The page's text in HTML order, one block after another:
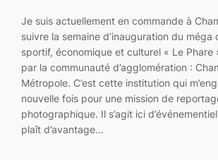
Je suis actuellement en commande à
suivre la semaine d’inauguration du méga
sportif, économique et culturel « Le
par la communauté d’agglomération :
Métropole. C’est cette institution qui
nouvelle fois pour une mission de
photographique. Il s’agit ici
plaît d’avantage…